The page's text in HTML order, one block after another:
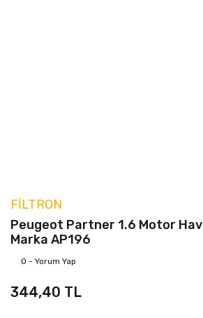
FILTRON
Peugeot Partner 1.6 Motor
Marka AP196
0 - Yorum Yap
344,40 TL